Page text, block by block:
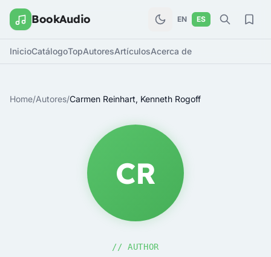
BookAudio EN ES
InicioCatálogoTopAutoresArtículosAcerca de
Home/Autores/Carmen Reinhart, Kenneth Rogoff
CR
// AUTHOR